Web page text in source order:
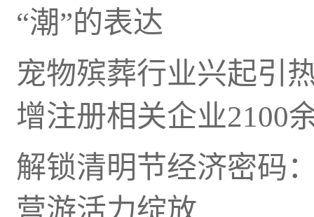
“潮”的表达
宠物殡葬行业兴起引
增注册相关企业2100
解锁清明节经济密码